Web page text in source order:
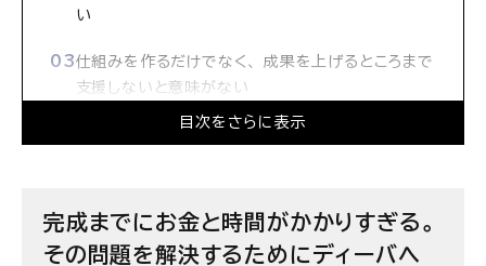
目次をさらに表示
い
仕組みを作るだけでなく、 成果を上げるところまで
支援しないと意味がない
要は何でもあり。 そこからビジネスプランの精度を
活躍の場がある
完成までにお金と時間がかかりすぎる。
その問題を解決するためにディーバへ